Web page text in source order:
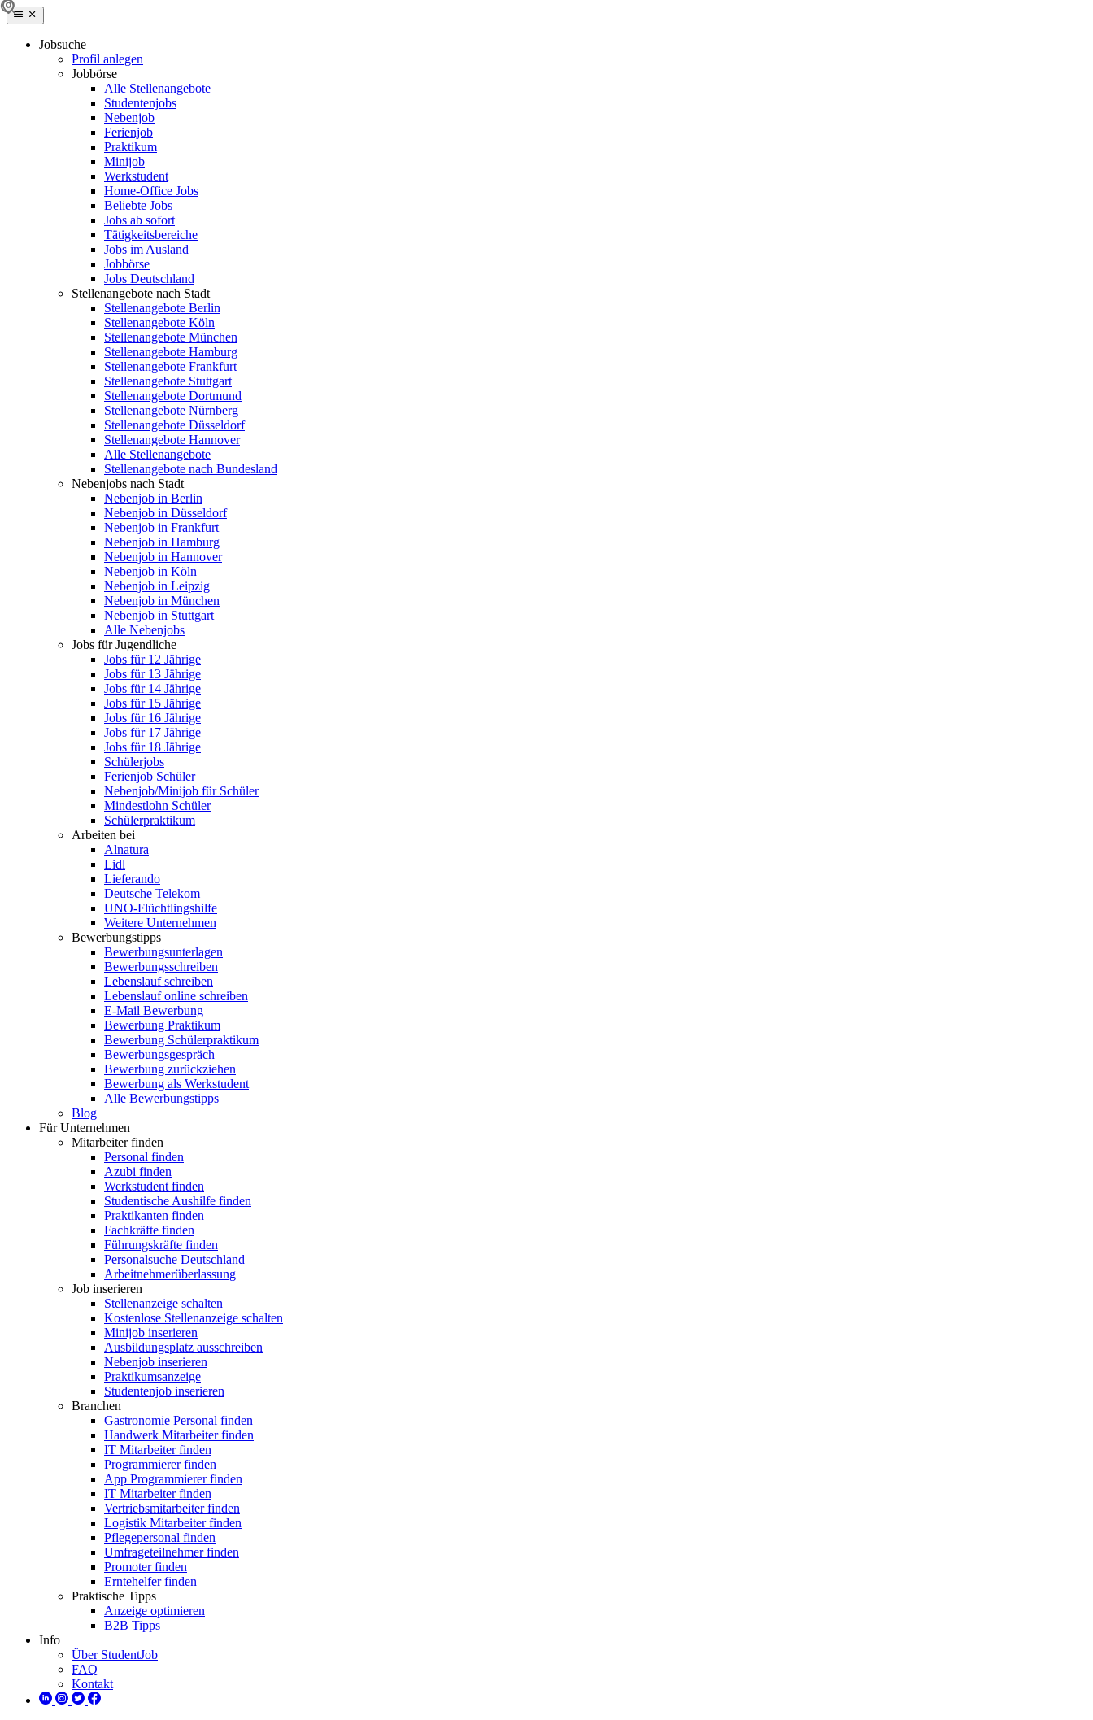
Jobsuche
Profil anlegen
Jobbörse
Alle Stellenangebote
Studentenjobs
Nebenjob
Ferienjob
Praktikum
Minijob
Werkstudent
Home-Office Jobs
Beliebte Jobs
Jobs ab sofort
Tätigkeitsbereiche
Jobs im Ausland
Jobbörse
Jobs Deutschland
Stellenangebote nach Stadt
Stellenangebote Berlin
Stellenangebote Köln
Stellenangebote München
Stellenangebote Hamburg
Stellenangebote Frankfurt
Stellenangebote Stuttgart
Stellenangebote Dortmund
Stellenangebote Nürnberg
Stellenangebote Düsseldorf
Stellenangebote Hannover
Alle Stellenangebote
Stellenangebote nach Bundesland
Nebenjobs nach Stadt
Nebenjob in Berlin
Nebenjob in Düsseldorf
Nebenjob in Frankfurt
Nebenjob in Hamburg
Nebenjob in Hannover
Nebenjob in Köln
Nebenjob in Leipzig
Nebenjob in München
Nebenjob in Stuttgart
Alle Nebenjobs
Jobs für Jugendliche
Jobs für 12 Jährige
Jobs für 13 Jährige
Jobs für 14 Jährige
Jobs für 15 Jährige
Jobs für 16 Jährige
Jobs für 17 Jährige
Jobs für 18 Jährige
Schülerjobs
Ferienjob Schüler
Nebenjob/Minijob für Schüler
Mindestlohn Schüler
Schülerpraktikum
Arbeiten bei
Alnatura
Lidl
Lieferando
Deutsche Telekom
UNO-Flüchtlingshilfe
Weitere Unternehmen
Bewerbungstipps
Bewerbungsunterlagen
Bewerbungsschreiben
Lebenslauf schreiben
Lebenslauf online schreiben
E-Mail Bewerbung
Bewerbung Praktikum
Bewerbung Schülerpraktikum
Bewerbungsgespräch
Bewerbung zurückziehen
Bewerbung als Werkstudent
Alle Bewerbungstipps
Blog
Für Unternehmen
Mitarbeiter finden
Personal finden
Azubi finden
Werkstudent finden
Studentische Aushilfe finden
Praktikanten finden
Fachkräfte finden
Führungskräfte finden
Personalsuche Deutschland
Arbeitnehmerüberlassung
Job inserieren
Stellenanzeige schalten
Kostenlose Stellenanzeige schalten
Minijob inserieren
Ausbildungsplatz ausschreiben
Nebenjob inserieren
Praktikumsanzeige
Studentenjob inserieren
Branchen
Gastronomie Personal finden
Handwerk Mitarbeiter finden
IT Mitarbeiter finden
Programmierer finden
App Programmierer finden
IT Mitarbeiter finden
Vertriebsmitarbeiter finden
Logistik Mitarbeiter finden
Pflegepersonal finden
Umfrageteilnehmer finden
Promoter finden
Erntehelfer finden
Praktische Tipps
Anzeige optimieren
B2B Tipps
Info
Über StudentJob
FAQ
Kontakt